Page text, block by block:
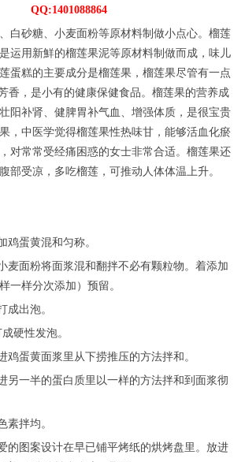
QQ:1401088864
白砂糖、小麦面粉等原材料制做小点心。榴莲
运用新鮮的榴莲果泥等原材料制做而成，味儿
蛋糕的主要成分是榴莲果，榴莲果尽管有一点
香，是小有的健康保健食品。榴莲果的营养成
阳补肾、健脾胃补气血、增强体质，是很宝贵
，中医学觉得榴莲果性热味甘，能够活血化瘀
对常常受经痛困惑的女士非常合适。榴莲果还
部受凉，多吃榴莲，可推动人体体温上升。
鸡蛋黄混和匀称。
麦面粉将面浆混和翻拌不必有颗粒物。着添加
一样分次添加）预留。
成出泡。
硬性发泡。
鸡蛋黄面浆里从下捞推压的方法拌和。
另一半的蛋白质里以一样的方法拌和到面浆彻
素拌均。
的图案设计在早已铺平烤纸的烘烤盘里。放进